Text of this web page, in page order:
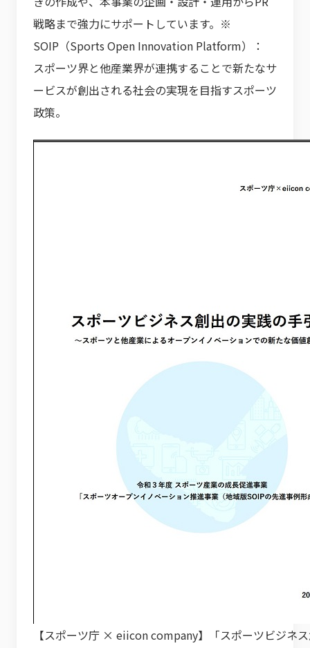
戦略まで強力にサポートしています。※
SOIP（Sports Open Innovation Platform）：
スポーツ界と他産業界が連携することで新たなサ
ービスが創出される社会の実現を目指すスポーツ
政策。
【スポーツ庁 × eiicon company】「スポーツビジネ